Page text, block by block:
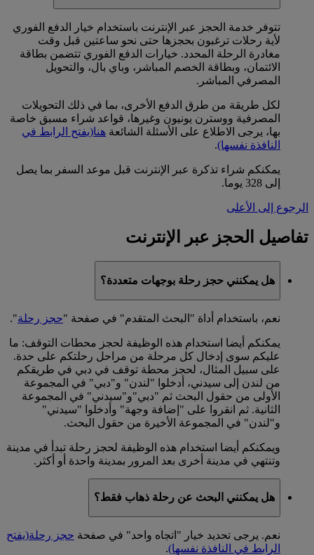
تتوفر خدمة الحجز عبر الإنترنت باستخدام خيار الدفع الفوري
لأية رحلات ترغبون بحجزها حتى نحو ساعتين قبل وقت
مغادرة الرحلة المحدد. خيارات الدفع الفوري تتضمن بطاقة
الائتمان، وبطاقة الخصم المباشر، وباي بال، والتحويل
المصرفي المباشر.
لكل طريقة من طرق الدفع الأخرى، بما في ذلك التحويلات
المصرفية ووسترن يونيون وغيرها، قواعد شراء مسبق خاصة
بها، يرجى الاطلاع على الأسئلة الشائعة هنا(يفتح الرابط في
النافذة نفسها).
يمكنكم شراء تذكرة عبر الإنترنت قبل موعد السفر بما يصل
إلى 328 يوما.
الرجوع إلى الأعلى
تفاصيل الحجز عبر الإنترنت
هل يمكنني حجز رحلة بوجهات متعددة؟
نعم، باستخدام أداة "البحث المتقدم" في صفحة "حجز رحلة".
يمكنكم أيضا استخدام هذه الوظيفة لحجز محطات التوقف: ما
عليكم سوى إدخال كل مرحلة من مراحل رحلتكم على حدة.
على سبيل المثال، لحجز محطة توقف في دبي في طريقكم
من لندن إلى سيدني، أدخلوا "لندن" و"دبي" في المجموعة
الأولى من حقول البحث ثم "دبي"و"سيدني" في المجموعة
الثانية. ثم انقروا على "إضافة وجهة" وأدخلوا "سيدني"
و"لندن" في المجموعة الأخيرة من حقول البحث.
ويمكنكم أيضا استخدام هذه الوظيفة لحجز رحلة تبدأ في مدينة
وتنتهي في مدينة أخرى بعد المرور بمدينة واحدة أو أكثر.
هل يمكنني البحث عن رحلة ذهاب فقط؟
نعم. يرجى تحديد خيار "اتجاه واحد" في صفحة حجز رحلة(يفتح
الرابط في النافذة نفسها).